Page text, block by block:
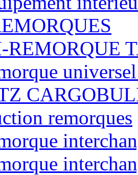
REMORQUE
remorques